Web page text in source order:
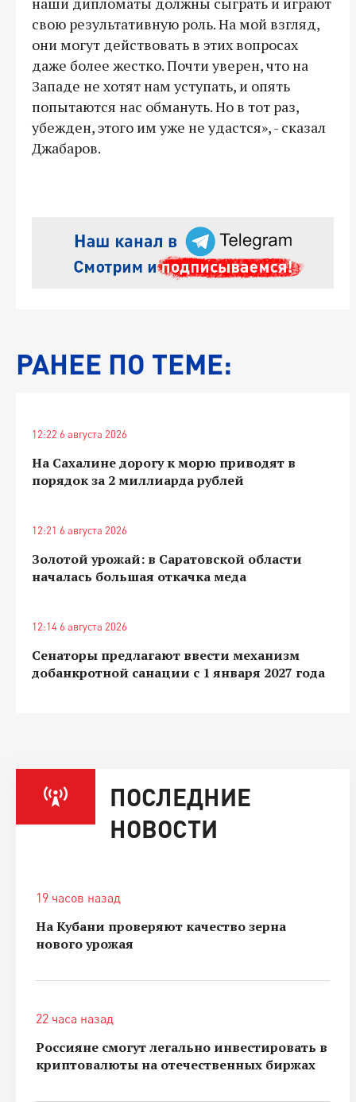
свою результативную роль. На мой взгляд,
они могут действовать в этих вопросах
даже более жестко. Почти уверен, что на
Западе не хотят нам уступать, и опять
попытаются нас обмануть. Но в тот раз,
убежден, этого им уже не удастся», - сказал
Джабаров.
РАНЕЕ ПО ТЕМЕ:
12:22 6 августа 2026
На Сахалине дорогу к морю приводят в
порядок за 2 миллиарда рублей
12:21 6 августа 2026
Золотой урожай: в Саратовской области
началась большая откачка меда
12:14 6 августа 2026
Сенаторы предлагают ввести механизм
добанкротной санации с 1 января 2027 года
ПОСЛЕДНИЕ
НОВОСТИ
19 часов назад
На Кубани проверяют качество зерна
нового урожая
22 часа назад
Россияне смогут легально инвестировать в
криптовалюты на отечественных биржах